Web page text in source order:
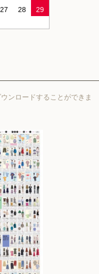
27 28
29
ンロードすることができま